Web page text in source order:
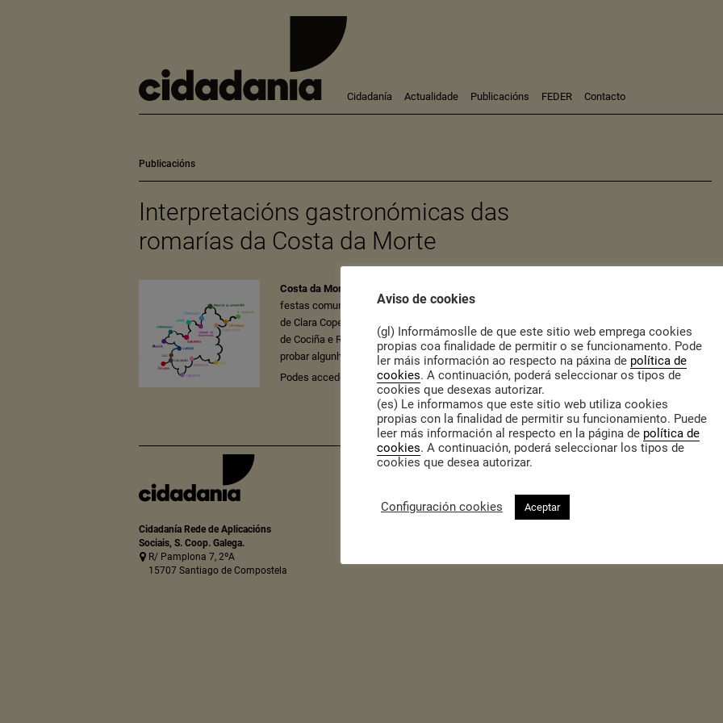
Cidadanía Actualidade Publicacións FEDER Contacto
Publicacións
Interpretacións gastronómicas das
romarías da Costa da Morte
Costa da Morte – Terra Atlántica
festas comunitarias, o agro e a gastronomía da Costa da Morte. As ilustracións son
de Clara Copena e as receitas, nesta segunda edición, foron elaboradas pola Escola
de Cociña e Restauración do IES Ramón Caamaño. Animámosvos a consultala e
probar algunha na vosa casa!
Podes acceder ao documento a través deste enlace.
Cidadanía Rede de Aplicacións
Sociais, S. Coop. Galega.
R/ Pamplona 7, 2ºA
15707 Santiago de Compostela
Aviso de cookies
(gl) Informámoslle de que este sitio web emprega cookies
propias coa finalidade de permitir o se funcionamento. Pode
ler máis información ao respecto na páxina de política de
cookies. A continuación, poderá seleccionar os tipos de
cookies que desexas autorizar.
(es) Le informamos que este sitio web utiliza cookies
propias con la finalidad de permitir su funcionamiento. Puede
leer más información al respecto en la página de política de
cookies. A continuación, poderá seleccionar los tipos de
cookies que desea autorizar.
Configuración cookies Aceptar